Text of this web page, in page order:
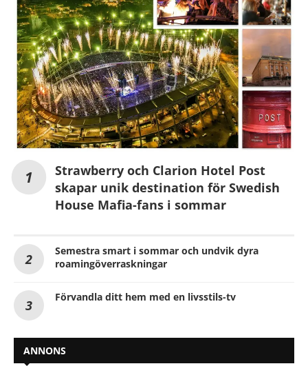
Strawberry och Clarion Hotel Post
skapar unik destination för Swedish
House Mafia-fans i sommar
Semestra smart i sommar och undvik dyra
roamingöverraskningar
Förvandla ditt hem med en livsstils-tv
ANNONS